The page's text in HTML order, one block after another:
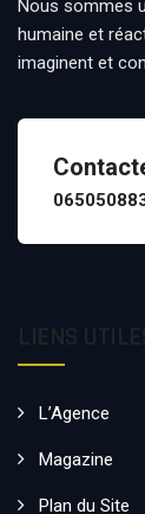
Nous sommes
humaine et
imaginent et
L’Agence
Magazine
Plan du Site